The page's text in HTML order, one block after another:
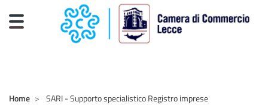
Salta al contenuto principale
Home SARI - Supporto specialistico Registro imprese